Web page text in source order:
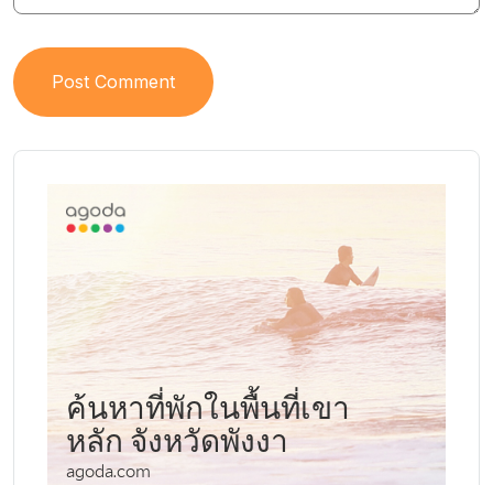
Post Comment